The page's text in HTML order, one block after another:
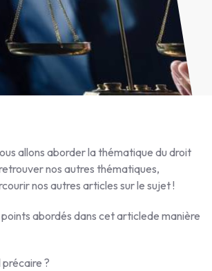
allons aborder la thématique du droit
nos autres thématiques,
nos autres articles sur le sujet !
abordés dans cet articlede manière
?